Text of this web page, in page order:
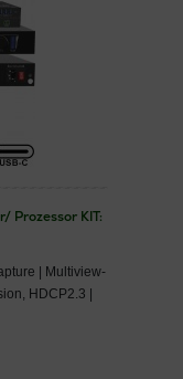
Prozessor KIT:
| Multiview-
HDCP2.3 |